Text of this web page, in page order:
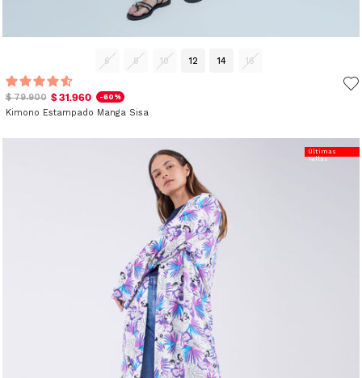
6 8 10 12 14 16
$ 79.900 $ 31.960 -60%
Kimono Estampado Manga Sisa
Últimas
Tallas